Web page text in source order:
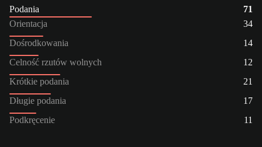
Podania
71
Orientacja
34
Dośrodkowania
14
Celność rzutów wolnych
12
Krótkie podania
21
Długie podania
17
Podkręcenie
11